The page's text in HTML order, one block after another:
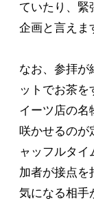
ていたり、緊
企画と言えま
なお、参拝が
ットでお茶
イーツ店の名
咲かせるのが
ャッフルタイ
加者が接点を
気になる相手